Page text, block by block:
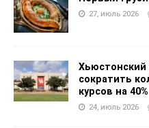
27, июль 2026
сократить
курсов на 40%
24, июль 2026